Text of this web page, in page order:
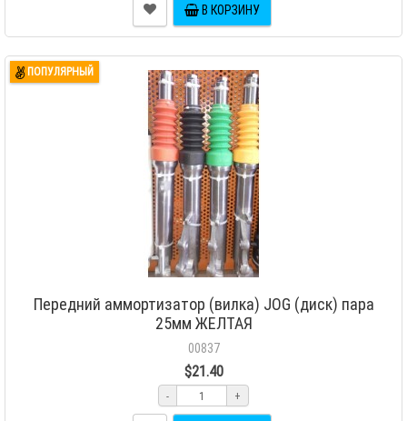
В КОРЗИНУ
ПОПУЛЯРНЫЙ
Передний аммортизатор (вилка) JOG (диск) пара
25мм ЖЕЛТАЯ
00837
$21.40
- +